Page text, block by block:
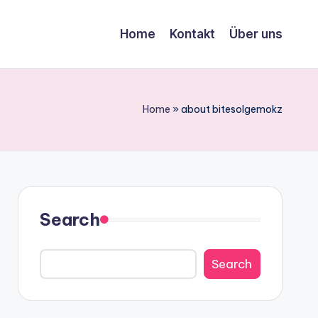
Home Kontakt Über uns
Home »about bitesolgemokz
Search
Search